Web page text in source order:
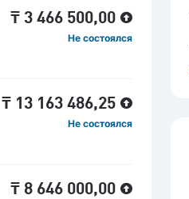
₸ 3 466 500,00
Не состоялся
₸ 13 163 486,25
Не состоялся
₸ 8 646 000,00